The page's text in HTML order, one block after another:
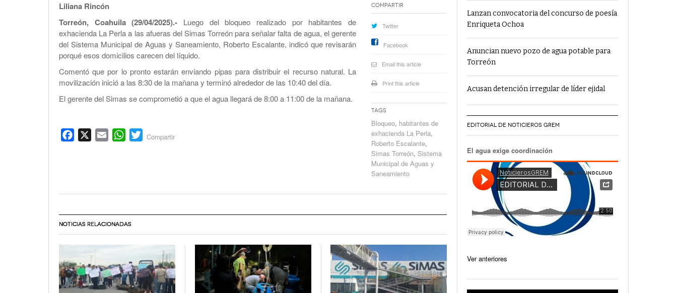
Liliana Rincón
Torreón, Coahuila (29/04/2025).- Luego del bloqueo realizado por habitantes de
exhacienda La Perla a las afueras del Simas Torreón para señalar falta de agua, el gerente
del Sistema Municipal de Aguas y Saneamiento, Roberto Escalante, indicó que revisarán
porqué esos domicilios carecen del líquido.
Comentó que por lo pronto estarán enviando pipas para distribuir el recurso natural. La
movilización inició a las 8:30 de la mañana y terminó alrededor de las 10:40 del día.
El gerente del Simas se comprometió a que el agua llegará de 8:00 a 11:00 de la mañana.
Facebook Email WhatsApp
Twitter
Compartir
Compartir
Twitter
Facebook
Email this article
Print this article
Tags
Bloqueo, habitantes de
exhacienda La Perla,
Roberto Escalante,
Simas Torreón, Sistema
Municipal de Aguas y
Saneamiento
NOTICIAS RELACIONADAS
Lanzan convocatoria del concurso de poesía
Enriqueta Ochoa
Anuncian nuevo pozo de agua potable para
Torreón
Acusan detención irregular de líder ejidal
EDITORIAL DE NOTICIEROS GREM
El agua exige coordinación
Ver anteriores